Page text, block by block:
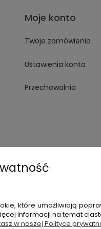
Moje konto
Twoje zamówienia
Ustawienia konta
Przechowalnia
+48 720
które umożliwiają
informacji na temat
w naszej Polityce